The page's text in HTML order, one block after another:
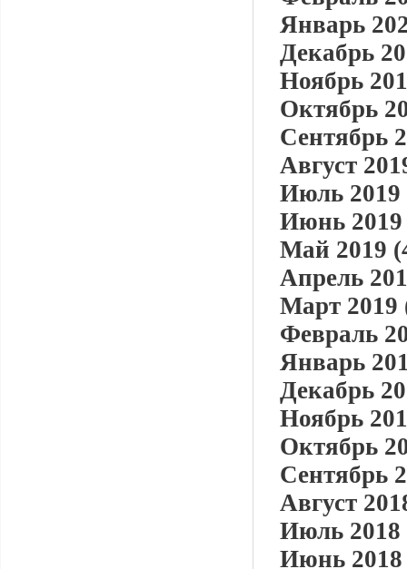
Январь
Декабрь
Ноябрь
Октябрь
Сентябрь
Август
Июль 2019
Июнь 2019
Май 2019
Апрель
Март 2019
Февраль
Январь
Декабрь
Ноябрь
Октябрь
Сентябрь
Август
Июль 2018
Июнь 2018